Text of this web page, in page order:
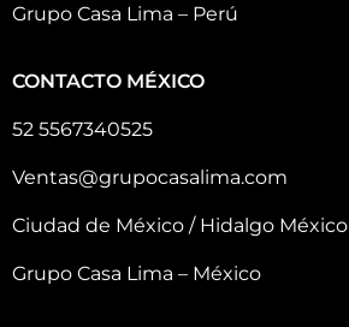
Grupo Casa Lima – Perú
CONTACTO MÉXICO
52 5567340525
Ventas@grupocasalima.com
Ciudad de México / Hidalgo México
Grupo Casa Lima – México